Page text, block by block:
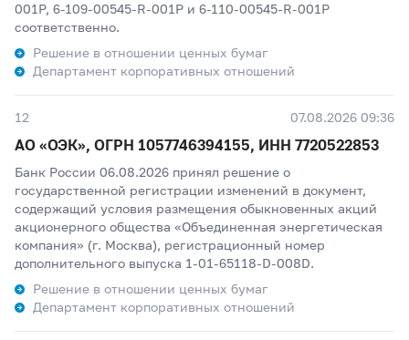
001P, 6-109-00545-R-001P и 6-110-00545-R-001P
соответственно.
Решение в отношении ценных бумаг
Департамент корпоративных отношений
12 07.08.2026 09:36
АО «ОЭК», ОГРН 1057746394155, ИНН 7720522853
Банк России 06.08.2026 принял решение о
государственной регистрации изменений в документ,
содержащий условия размещения обыкновенных акций
акционерного общества «Объединенная энергетическая
компания» (г. Москва), регистрационный номер
дополнительного выпуска 1-01-65118-D-008D.
Решение в отношении ценных бумаг
Департамент корпоративных отношений